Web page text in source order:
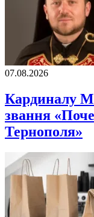
07.08.2026
Кардиналу
звання
Тернополя»